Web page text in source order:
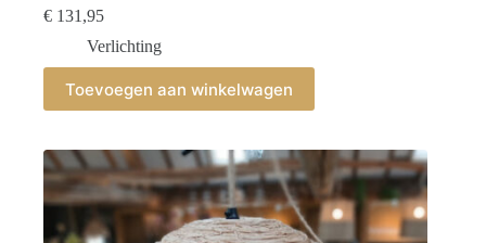
€ 131,95
Verlichting
Toevoegen aan winkelwagen